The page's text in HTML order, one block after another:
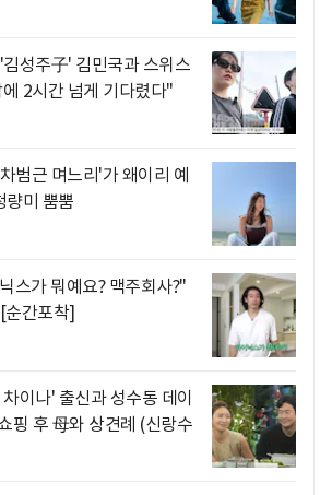
성주子' 김민국과 스위스
2시간 넘게 기다렸다"
범근 며느리'가 왜이리 예
량미 뿜뿜
스가 뭐예요? 맥주회사?"
순간포착]
이나' 출신과 성수동 데이
핑 후 母와 상견례 (신랑수